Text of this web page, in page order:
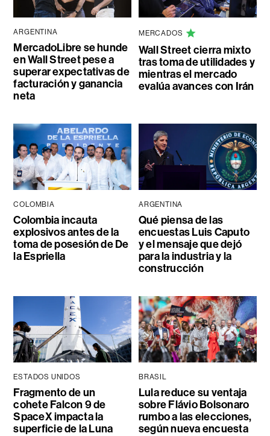
ARGENTINA
MercadoLibre se hunde
en Wall Street pese a
superar expectativas de
facturación y ganancia
neta
MERCADOS
Wall Street cierra mixto
tras toma de utilidades y
mientras el mercado
evalúa avances con Irán
COLOMBIA
Colombia incauta
explosivos antes de la
toma de posesión de De
la Espriella
ARGENTINA
Qué piensa de las
encuestas Luis Caputo
y el mensaje que dejó
para la industria y la
construcción
ESTADOS UNIDOS
Fragmento de un
cohete Falcon 9 de
SpaceX impacta la
superficie de la Luna
BRASIL
Lula reduce su ventaja
sobre Flávio Bolsonaro
rumbo a las elecciones,
según nueva encuesta